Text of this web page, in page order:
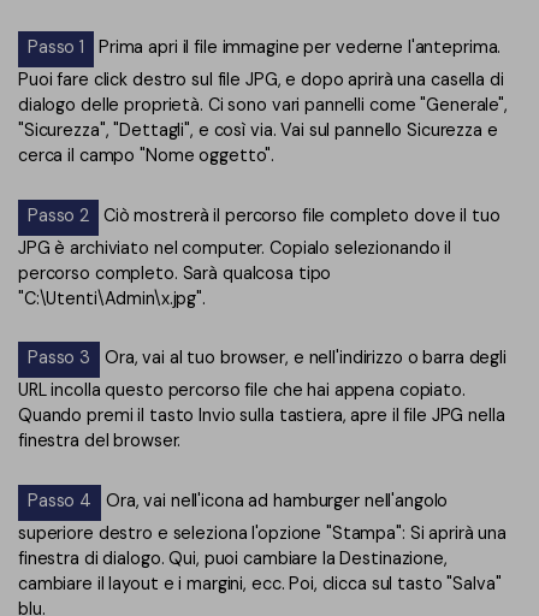
Passo 1
Prima apri il file immagine per vederne l'anteprima.
Puoi fare click destro sul file JPG, e dopo aprirà una casella di
dialogo delle proprietà. Ci sono vari pannelli come "Generale",
"Sicurezza", "Dettagli", e così via. Vai sul pannello Sicurezza e
cerca il campo "Nome oggetto".
Passo 2
Ciò mostrerà il percorso file completo dove il tuo
JPG è archiviato nel computer. Copialo selezionando il
percorso completo. Sarà qualcosa tipo
"C:\Utenti\Admin\x.jpg".
Passo 3
Ora, vai al tuo browser, e nell'indirizzo o barra degli
URL incolla questo percorso file che hai appena copiato.
Quando premi il tasto Invio sulla tastiera, apre il file JPG nella
finestra del browser.
Passo 4
Ora, vai nell'icona ad hamburger nell'angolo
superiore destro e seleziona l'opzione "Stampa": Si aprirà una
finestra di dialogo. Qui, puoi cambiare la Destinazione,
cambiare il layout e i margini, ecc. Poi, clicca sul tasto "Salva"
blu.